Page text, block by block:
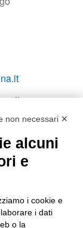
non necessari ✕
alcuni
e
i cookie e
i dati
o la